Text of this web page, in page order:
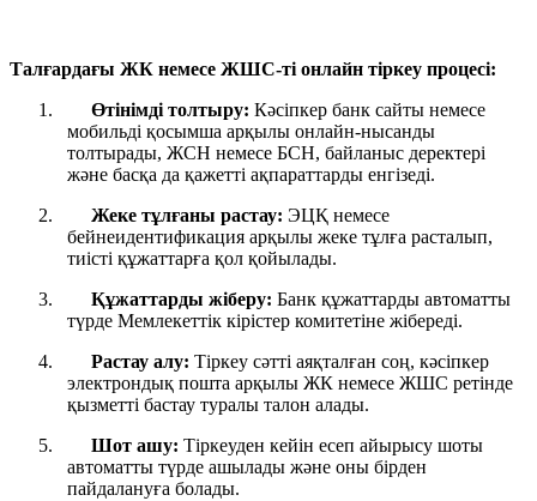
Талғардағы ЖК немесе ЖШС-ті онлайн тіркеу процесі:
1.
Өтінімді толтыру: Кәсіпкер банк сайты немесе
мобильді қосымша арқылы онлайн-нысанды
толтырады, ЖСН немесе БСН, байланыс деректері
және басқа да қажетті ақпараттарды енгізеді.
2.
Жеке тұлғаны растау: ЭЦҚ немесе
бейнеидентификация арқылы жеке тұлға расталып,
тиісті құжаттарға қол қойылады.
3.
Құжаттарды жіберу: Банк құжаттарды автоматты
түрде Мемлекеттік кірістер комитетіне жібереді.
4.
Растау алу: Тіркеу сәтті аяқталған соң, кәсіпкер
электрондық пошта арқылы ЖК немесе ЖШС ретінде
қызметті бастау туралы талон алады.
5.
Шот ашу: Тіркеуден кейін есеп айырысу шоты
автоматты түрде ашылады және оны бірден
пайдалануға болады.